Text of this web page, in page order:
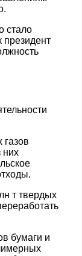
стало
них
т твердых
бумаги и